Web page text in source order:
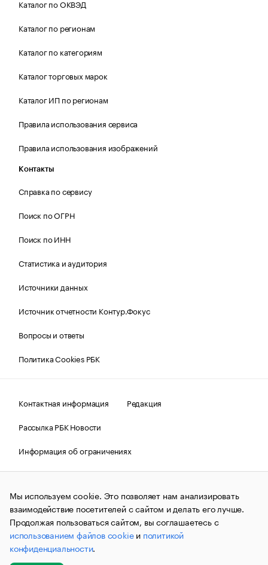
Каталог по ОКВЭД
Каталог по регионам
Каталог по категориям
Каталог торговых марок
Каталог ИП по регионам
Правила использования сервиса
Правила использования изображений
Контакты
Справка по сервису
Поиск по ОГРН
Поиск по ИНН
Статистика и аудитория
Источники данных
Источник отчетности Контур.Фокус
Вопросы и ответы
Политика Cookies РБК
Контактная информация
Редакция
Рассылка РБК Новости
Информация об ограничениях
Правовая информация
О соблюдении авторских прав
© АО «РОСБИЗНЕСКОНСАЛТИНГ»,1995–2026.Сообщения
и материалы информационного агентства «РБК»
(зарегистрировано Федеральной службой по надзору в сфере
связи, информационных технологий и массовых
коммуникаций (Роскомнадзор) 09.12.2015 за номером ИА
№ФС77-63848) сопровождаются пометкой «РБК». Отдельные
публикации могут содержать информацию,
Мы используем cookie. Это позволяет нам анализировать
взаимодействие посетителей с сайтом и делать его лучше.
Продолжая пользоваться сайтом, вы соглашаетесь с
использованием файлов cookieи политикой
конфиденциальности.